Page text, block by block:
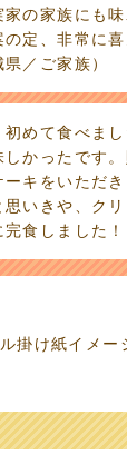
家の家族にも
の定、非常に
／ご家族）
初めて食べま
しかったです
ーキをいただ
思いきや、ク
完食しました！